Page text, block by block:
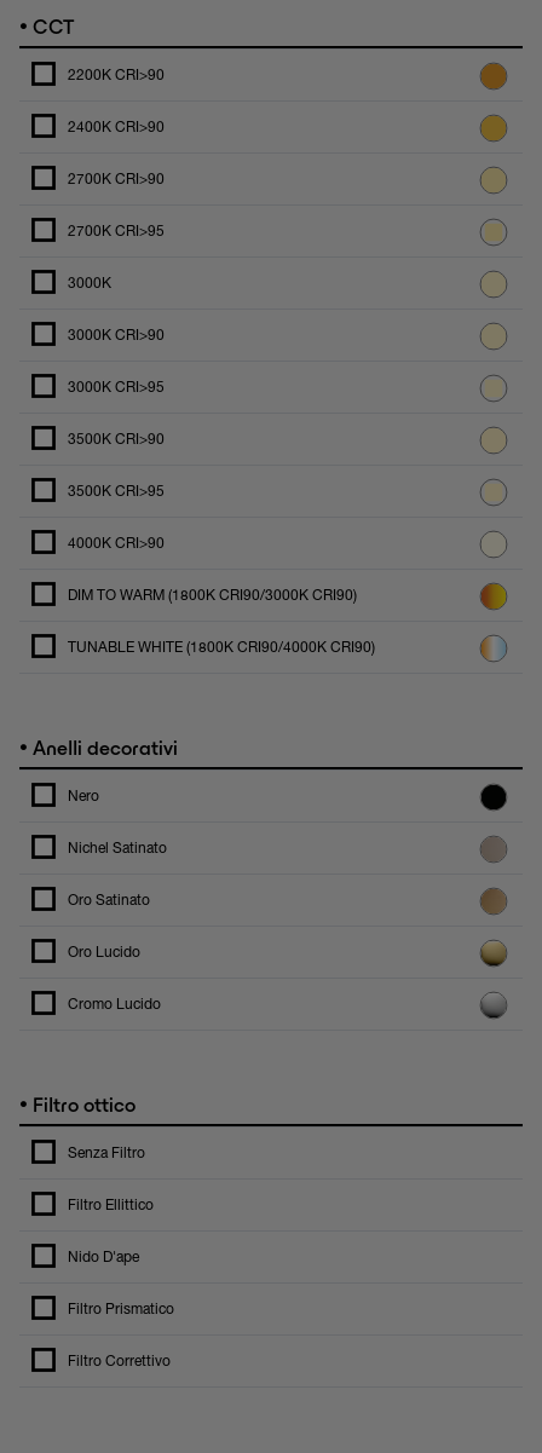
• CCT
2200K CRI>90
2400K CRI>90
2700K CRI>90
2700K CRI>95
3000K
3000K CRI>90
3000K CRI>95
3500K CRI>90
3500K CRI>95
4000K CRI>90
DIM TO WARM (1800K CRI90/3000K CRI90)
TUNABLE WHITE (1800K CRI90/4000K CRI90)
• Anelli decorativi
Nero
Nichel Satinato
Oro Satinato
Oro Lucido
Cromo Lucido
• Filtro ottico
Senza Filtro
Filtro Ellittico
Nido D'ape
Filtro Prismatico
Filtro Correttivo